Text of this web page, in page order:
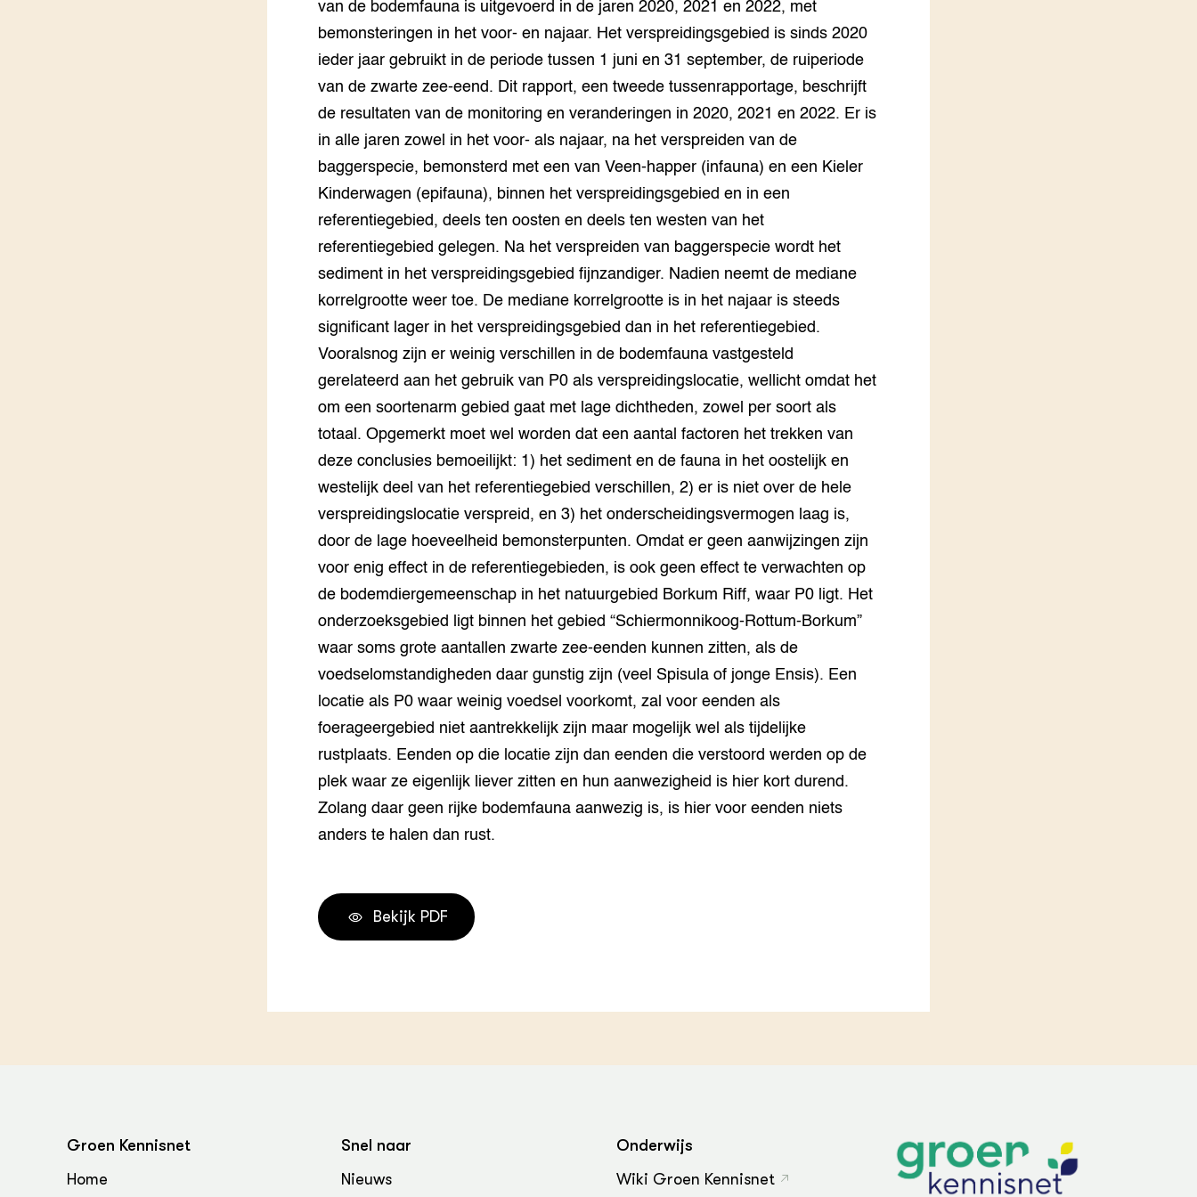
Groen, grond en infra
Varkenshouderij
EURCAW-Pigs
Groenpact Digitalisering &
Technologie
Groen, welbevinden en
klimaatadaptatie
CoE Groen
Invasieve exoten
Plantaardige genetische
bronnen
Genetische diversiteit
landbouwhuisdieren
van de bodemfauna is uitgevoerd in de jaren 2020, 2021 en 2022, met
bemonsteringen in het voor- en najaar. Het verspreidingsgebied is sinds 2020
ieder jaar gebruikt in de periode tussen 1 juni en 31 september, de ruiperiode
van de zwarte zee-eend. Dit rapport, een tweede tussenrapportage, beschrijft
de resultaten van de monitoring en veranderingen in 2020, 2021 en 2022. Er is
in alle jaren zowel in het voor- als najaar, na het verspreiden van de
baggerspecie, bemonsterd met een van Veen-happer (infauna) en een Kieler
Kinderwagen (epifauna), binnen het verspreidingsgebied en in een
referentiegebied, deels ten oosten en deels ten westen van het
referentiegebied gelegen. Na het verspreiden van baggerspecie wordt het
sediment in het verspreidingsgebied fijnzandiger. Nadien neemt de mediane
korrelgrootte weer toe. De mediane korrelgrootte is in het najaar is steeds
significant lager in het verspreidingsgebied dan in het referentiegebied.
Vooralsnog zijn er weinig verschillen in de bodemfauna vastgesteld
gerelateerd aan het gebruik van P0 als verspreidingslocatie, wellicht omdat het
om een soortenarm gebied gaat met lage dichtheden, zowel per soort als
totaal. Opgemerkt moet wel worden dat een aantal factoren het trekken van
deze conclusies bemoeilijkt: 1) het sediment en de fauna in het oostelijk en
westelijk deel van het referentiegebied verschillen, 2) er is niet over de hele
verspreidingslocatie verspreid, en 3) het onderscheidingsvermogen laag is,
door de lage hoeveelheid bemonsterpunten. Omdat er geen aanwijzingen zijn
voor enig effect in de referentiegebieden, is ook geen effect te verwachten op
de bodemdiergemeenschap in het natuurgebied Borkum Riff, waar P0 ligt. Het
onderzoeksgebied ligt binnen het gebied “Schiermonnikoog-Rottum-Borkum”
waar soms grote aantallen zwarte zee-eenden kunnen zitten, als de
voedselomstandigheden daar gunstig zijn (veel Spisula of jonge Ensis). Een
locatie als P0 waar weinig voedsel voorkomt, zal voor eenden als
foerageergebied niet aantrekkelijk zijn maar mogelijk wel als tijdelijke
rustplaats. Eenden op die locatie zijn dan eenden die verstoord werden op de
plek waar ze eigenlijk liever zitten en hun aanwezigheid is hier kort durend.
Zolang daar geen rijke bodemfauna aanwezig is, is hier voor eenden niets
anders te halen dan rust.
Bekijk PDF
Groen Kennisnet
Home
Snel naar
Nieuws
Onderwijs
Wiki Groen Kennisnet